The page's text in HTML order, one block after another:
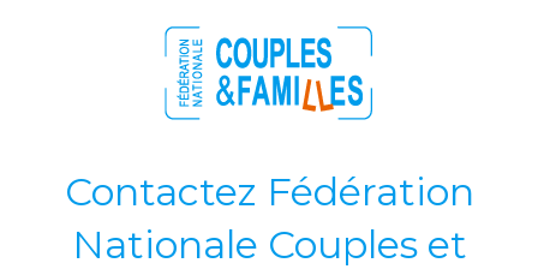
Contactez Fédération
Nationale Couples et